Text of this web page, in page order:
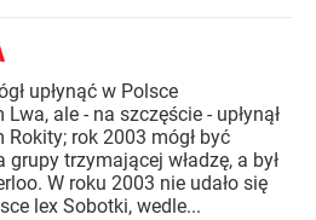
upłynąć w Polsce
ale - na szczęście - upłynął
Rokity; rok 2003 mógł być
grupy trzymającej władzę, a był
W roku 2003 nie udało się
lex Sobotki, wedle...